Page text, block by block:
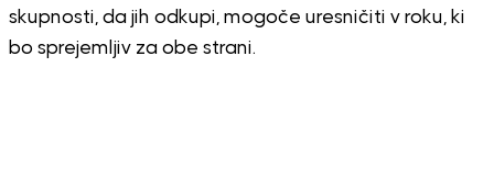
skupnosti, da jih odkupi, mogoče uresničiti v roku, ki
bo sprejemljiv za obe strani.